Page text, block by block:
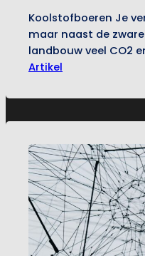
Koolstofboeren Je
maar naast de
landbouw veel CO2
van de totale
naar een duurzamer
Artikel